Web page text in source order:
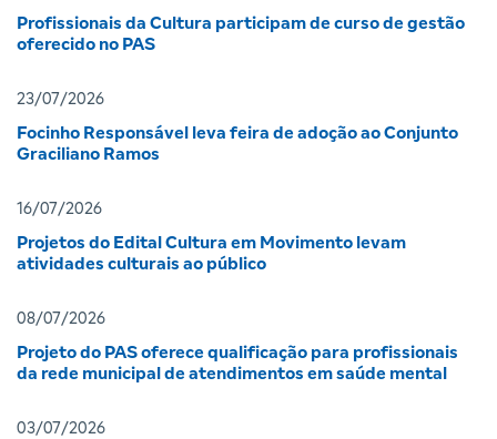
Profissionais da Cultura participam de curso de gestão
oferecido no PAS
23/07/2026
Focinho Responsável leva feira de adoção ao Conjunto
Graciliano Ramos
16/07/2026
Projetos do Edital Cultura em Movimento levam
atividades culturais ao público
08/07/2026
Projeto do PAS oferece qualificação para profissionais
da rede municipal de atendimentos em saúde mental
03/07/2026